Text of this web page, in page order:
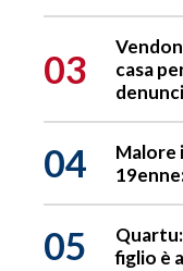
03
casa
04
Malore
05
figlio è